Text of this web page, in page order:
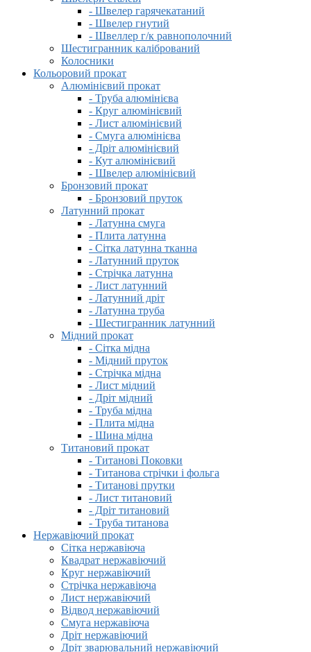
- Швелер гарячекатаний
- Швелер гнутий
- Швеллер г/к равнополочний
Шестигранник калібрований
Колосники
Кольоровий прокат
Алюмінієвий прокат
- Труба алюмінієва
- Круг алюмінієвий
- Лист алюмінієвий
- Смуга алюмінієва
- Дріт алюмінієвий
- Кут алюмінієвий
- Швелер алюмінієвий
Бронзовий прокат
- Бронзовий пруток
Латунний прокат
- Латунна смуга
- Плита латунна
- Сітка латунна тканна
- Латунний пруток
- Стрічка латунна
- Лист латунний
- Латунний дріт
- Латунна труба
- Шестигранник латунний
Мідний прокат
- Сітка мідна
- Мідний пруток
- Стрічка мідна
- Лист мідний
- Дріт мідний
- Труба мідна
- Плита мідна
- Шина мідна
Титановий прокат
- Титанові Поковки
- Титанова стрічки і фольга
- Титанові прутки
- Лист титановий
- Дріт титановий
- Труба титанова
Нержавіючий прокат
Сітка нержавіюча
Квадрат нержавіючий
Круг нержавіючий
Стрічка нержавіюча
Лист нержавіючий
Відвод нержавіючий
Смуга нержавіюча
Дріт нержавіючий
Дріт зварювальний нержавіючий